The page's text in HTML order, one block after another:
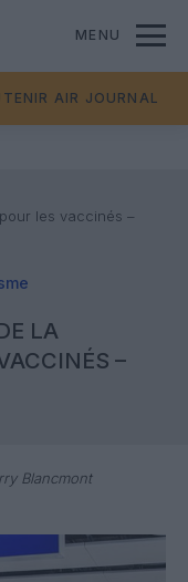
MENU
AIR JOURNAL
les vaccinés –
LA
–
Blancmont